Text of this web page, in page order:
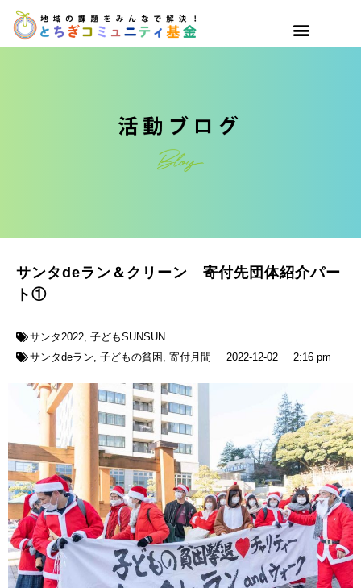
サンタdeラン＆クリーン 寄付先団体紹介パー
ト①
サンタ2022, 子どもSUNSUN
サンタdeラン, 子どもの貧困 , 寄付月間 2022-12-02 2:16 pm